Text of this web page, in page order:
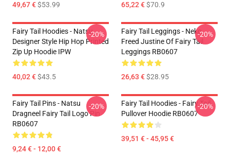
49,67 €$53.99 65,22 €$70.9
Fairy Tail Hoodies - Natsu
Designer Style Hip Hop Printed
Zip Up Hoodie IPW
40,02 €$43.5
-20%
Fairy Tail Leggings - Neko
Freed Justine Of Fairy Tail
Leggings RB0607
26,63 €$28.95
-20%
Fairy Tail Pins - Natsu
Dragneel Fairy Tail Logo Pin
RB0607
9,24 € - 12,00 €
-20%
Fairy Tail Hoodies - Fairy Tail
Pullover Hoodie RB0607
39,51 € - 45,95 €
-20%